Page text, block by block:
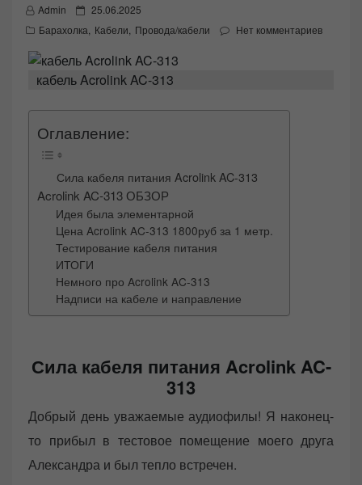
Admin
P
o
t
e
25.06.2025
Барахолка Кабели Провода/кабели Нет комментариев
кабель Acrolink AC-313
Оглавление:
Сила кабеля питания Acrolink AC-313
Acrolink AC-313 ОБЗОР
Идея была элементарной
Цена Acrolink AC-313 1800руб за 1 метр.
Тестирование кабеля питания
ИТОГИ
Немного про Acrolink AC-313
Надписи на кабеле и направление
Сила кабеля питания Acrolink AC-
313
Добрый день уважаемые аудиофилы! Я наконец-
то прибыл в тестовое помещение моего друга
Александра и был тепло встречен.